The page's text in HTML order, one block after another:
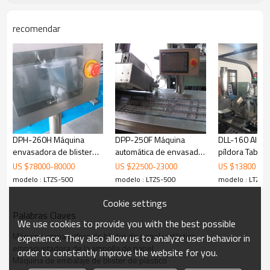
Solicitud:
La máquina es adecuada para empacar papel y
plástico en la industria de ferretería, equipos
médicos, juguetes, baterías, productos electrónicos,
autopartes, productos básicos, cosméticos, productos
recomendar
DPH-260H Máquina
envasadora de blister
de tabletas de alta
velocidad
US $78000-80000
modelo : LTZS-500
DPP-250F Máquina
automática de envasado
de ampollas de jeringa
de alta frecuencia
tropical
US $22500-23000
modelo : LTZS-500
DLL-160 Alu
píldora
Equipo de la
embalaje
US $13800
modelo : LTZS-
Palabras Claves
Máquina empacadora de blister de papel y plástico
empaquetadora de la ampolla de papel
Máquina de embalaje de blister de plástico
Cookie settings
We use cookies to provide you with the best possible
experience. They also allow us to analyze user behavior in
order to constantly improve the website for you.